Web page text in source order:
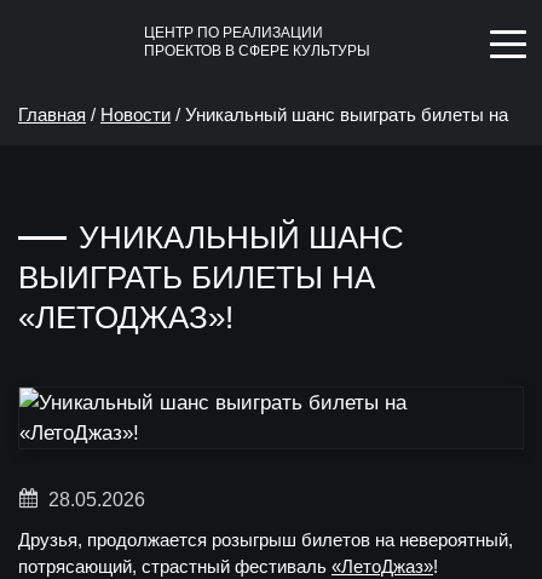
ЦЕНТР ПО РЕАЛИЗАЦИИ
ПРОЕКТОВ В СФЕРЕ КУЛЬТУРЫ
Главная / Новости / Уникальный шанс выиграть билеты на
УНИКАЛЬНЫЙ ШАНС
ВЫИГРАТЬ БИЛЕТЫ НА
«ЛЕТОДЖАЗ»!
28.05.2026
Друзья, продолжается розыгрыш билетов на невероятный,
потрясающий, страстный фестиваль «ЛетоДжаз»!